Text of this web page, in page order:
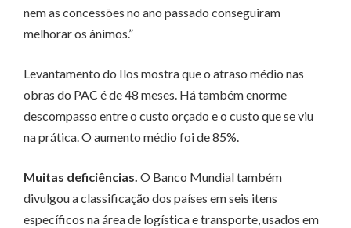
nem as concessões no ano passado conseguiram
melhorar os ânimos.”
Levantamento do Ilos mostra que o atraso médio nas
obras do PAC é de 48 meses. Há também enorme
descompasso entre o custo orçado e o custo que se viu
na prática. O aumento médio foi de 85%.
Muitas deficiências. O Banco Mundial também
divulgou a classificação dos países em seis itens
específicos na área de logística e transporte, usados em